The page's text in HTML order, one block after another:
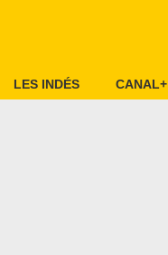
LES INDÉS CANAL+